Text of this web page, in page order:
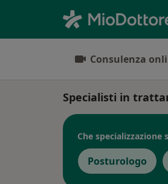
Consulenza
Specialisti in
Che specializzazione
Posturologo